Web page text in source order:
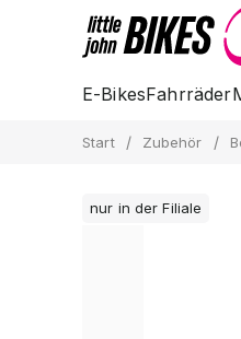
E-BikesFahrräder
Start / Zubehör /
nur in der Filiale